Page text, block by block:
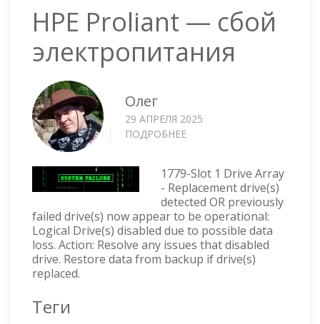
HPE Proliant — сбой
электропитания
Олег
29 АПРЕЛЯ 2025
ПОДРОБНЕЕ
—
СБОЙ
ЭЛЕКТРОПИТАНИЯ
1779-Slot 1 Drive Array
- Replacement drive(s)
detected OR previously
failed drive(s) now appear to be operational:
Logical Drive(s) disabled due to possible data
loss. Action: Resolve any issues that disabled
drive. Restore data from backup if drive(s)
replaced.
Теги